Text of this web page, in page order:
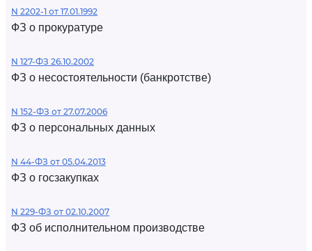
N 2202-1 от 17.01.1992
ФЗ о прокуратуре
N 127-ФЗ 26.10.2002
ФЗ о несостоятельности (банкротстве)
N 152-ФЗ от 27.07.2006
ФЗ о персональных данных
N 44-ФЗ от 05.04.2013
ФЗ о госзакупках
N 229-ФЗ от 02.10.2007
ФЗ об исполнительном производстве